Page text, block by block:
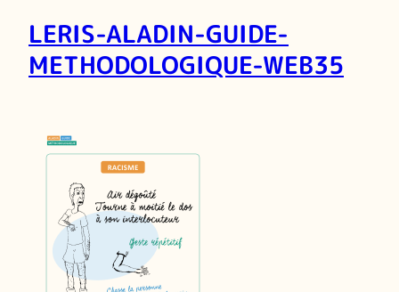
LERIS-ALADIN-GUIDE-
METHODOLOGIQUE-WEB35